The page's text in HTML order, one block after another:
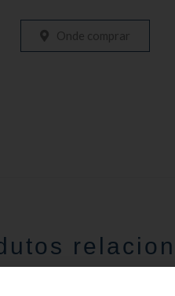
Onde comprar